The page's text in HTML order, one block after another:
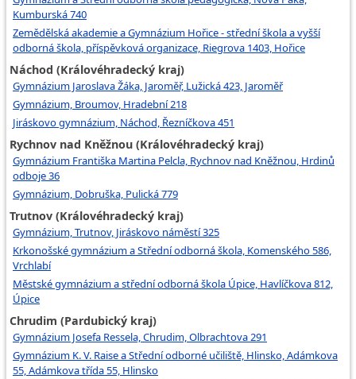
Kumburská 740
Zemědělská akademie a Gymnázium Hořice - střední škola a vyšší
odborná škola, příspěvková organizace, Riegrova 1403, Hořice
Náchod (Královéhradecký kraj)
Gymnázium Jaroslava Žáka, Jaroměř, Lužická 423, Jaroměř
Gymnázium, Broumov, Hradební 218
Jiráskovo gymnázium, Náchod, Řezníčkova 451
Rychnov nad Kněžnou (Královéhradecký kraj)
Gymnázium Františka Martina Pelcla, Rychnov nad Kněžnou, Hrdinů
odboje 36
Gymnázium, Dobruška, Pulická 779
Trutnov (Královéhradecký kraj)
Gymnázium, Trutnov, Jiráskovo náměstí 325
Krkonošské gymnázium a Střední odborná škola, Komenského 586,
Vrchlabí
Městské gymnázium a střední odborná škola Úpice, Havlíčkova 812,
Úpice
Chrudim (Pardubický kraj)
Gymnázium Josefa Ressela, Chrudim, Olbrachtova 291
Gymnázium K. V. Raise a Střední odborné učiliště, Hlinsko, Adámkova
55, Adámkova třída 55, Hlinsko